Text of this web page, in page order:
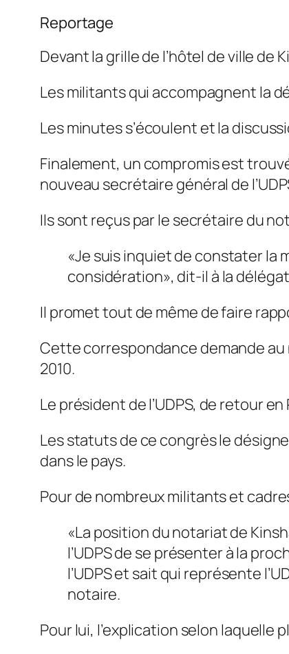
Reportage
Devant la grille de l’hôtel de ville de
Les militants qui accompagnent la
Les minutes s’écoulent et la
Finalement, un compromis est
nouveau secrétaire général de
Ils sont reçus par le secrétaire du
«Je suis inquiet de constater la
considération», dit-il à la
Il promet tout de même de faire
Cette correspondance demande au
2010.
Le président de l’UDPS, de retour
Les statuts de ce congrès le
dans le pays.
Pour de nombreux militants et
«La position du notariat de
l’UDPS de se présenter à la
l’UDPS et sait qui représente
notaire.
Pour lui, l’explication selon